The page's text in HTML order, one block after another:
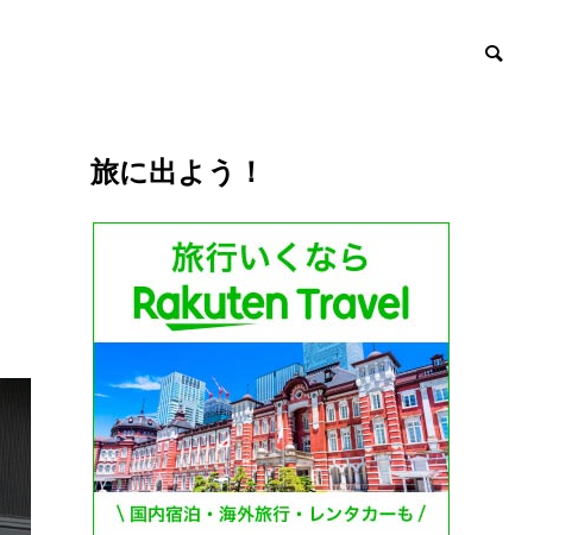
旅に出よう！